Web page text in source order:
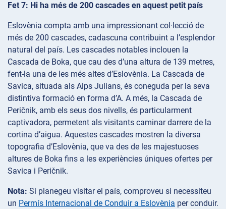
Fet 7: Hi ha més de 200 cascades en aquest petit país
Eslovènia compta amb una impressionant col·lecció de
més de 200 cascades, cadascuna contribuint a l’esplendor
natural del país. Les cascades notables inclouen la
Cascada de Boka, que cau des d’una altura de 139 metres,
fent-la una de les més altes d’Eslovènia. La Cascada de
Savica, situada als Alps Julians, és coneguda per la seva
distintiva formació en forma d’A. A més, la Cascada de
Peričnik, amb els seus dos nivells, és particularment
captivadora, permetent als visitants caminar darrere de la
cortina d’aigua. Aquestes cascades mostren la diversa
topografia d’Eslovènia, que va des de les majestuoses
altures de Boka fins a les experiències úniques ofertes per
Savica i Peričnik.
Nota: Si planegeu visitar el país, comproveu si necessiteu
un Permís Internacional de Conduir a Eslovènia per conduir.